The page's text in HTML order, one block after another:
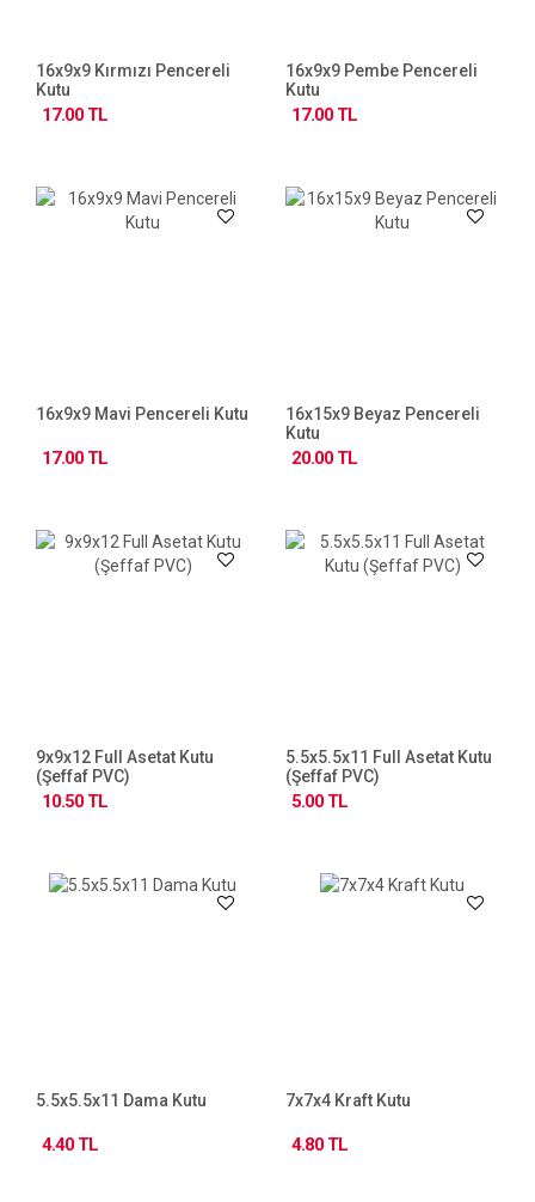
16x9x9 Kırmızı Pencereli
Kutu
17.00 TL
16x9x9 Pembe Pencereli
Kutu
17.00 TL
16x9x9 Mavi Pencereli Kutu
17.00 TL
16x15x9 Beyaz Pencereli
Kutu
20.00 TL
9x9x12 Full Asetat Kutu
(Şeffaf PVC)
10.50 TL
5.5x5.5x11 Full Asetat Kutu
(Şeffaf PVC)
5.00 TL
5.5x5.5x11 Dama Kutu
4.40 TL
7x7x4 Kraft Kutu
4.80 TL